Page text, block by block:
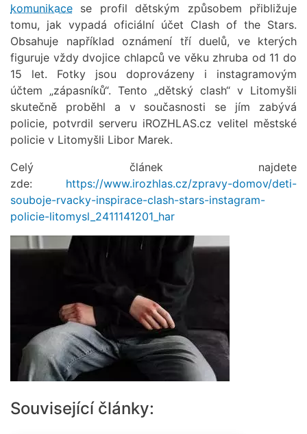
komunikace se profil dětským způsobem přibližuje
tomu, jak vypadá oficiální účet Clash of the Stars.
Obsahuje například oznámení tří duelů, ve kterých
figuruje vždy dvojice chlapců ve věku zhruba od 11 do
15 let. Fotky jsou doprovázeny i instagramovým
účtem „zápasníků“. Tento „dětský clash“ v Litomyšli
skutečně proběhl a v současnosti se jím zabývá
policie, potvrdil serveru iROZHLAS.cz velitel městské
policie v Litomyšli Libor Marek.
Celý článek najdete
zde: https://www.irozhlas.cz/zpravy-domov/deti-
souboje-rvacky-inspirace-clash-stars-instagram-
policie-litomysl_2411141201_har
Související články: